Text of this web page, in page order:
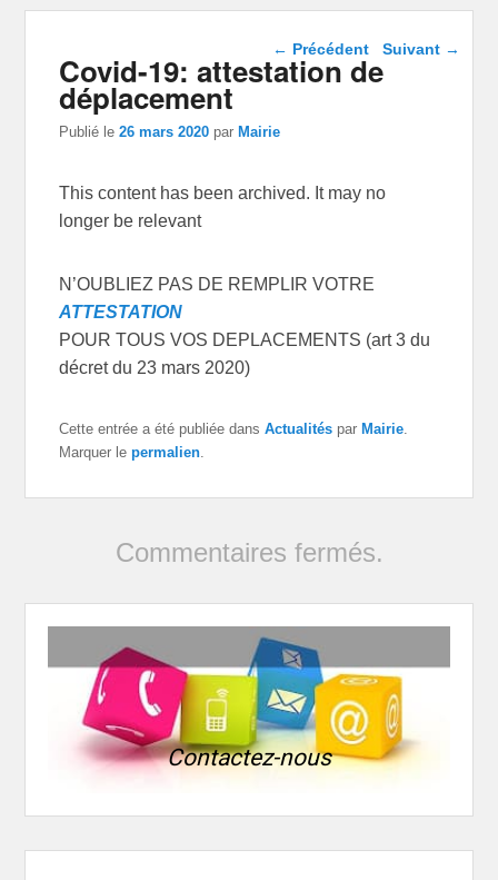
Navigation dans les
← Précédent Suivant →
Covid-19: attestation de
déplacement
Publié le26 mars 2020 parMairie
This content has been archived. It may no
longer be relevant
N’OUBLIEZ PAS DE REMPLIR VOTRE
ATTESTATION
POUR TOUS VOS DEPLACEMENTS (art 3 du
décret du 23 mars 2020)
Cette entrée a été publiée dansActualités parMairie
Marquer lepermalien
Commentaires fermés.
Contactez-nous